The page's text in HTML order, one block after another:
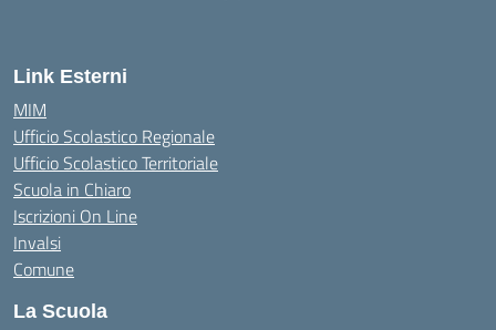
Link Esterni
MIM
Ufficio Scolastico Regionale
Ufficio Scolastico Territoriale
Scuola in Chiaro
Iscrizioni On Line
Invalsi
Comune
La Scuola